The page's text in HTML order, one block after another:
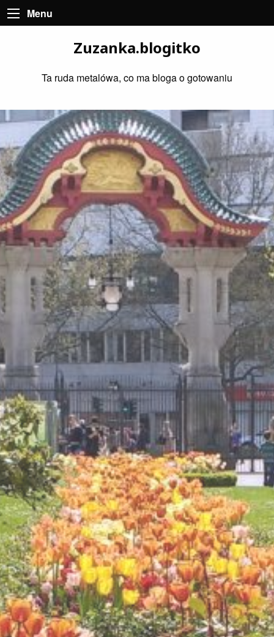
Menu
Zuzanka.blogitko
Ta ruda metalówa, co ma bloga o gotowaniu